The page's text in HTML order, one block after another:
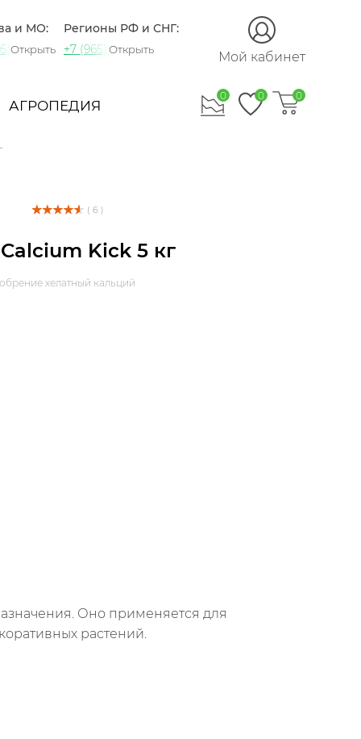
и МО:
721-60-15
Открыть
Регионы РФ и СНГ:
+7 (965) 420-10-10
Открыть Мой кабинет
АГРОПЕДИЯ
0 0 0
( 6 )
Kick 5 кг
хелатный кальций
Оно применяется для
растений.